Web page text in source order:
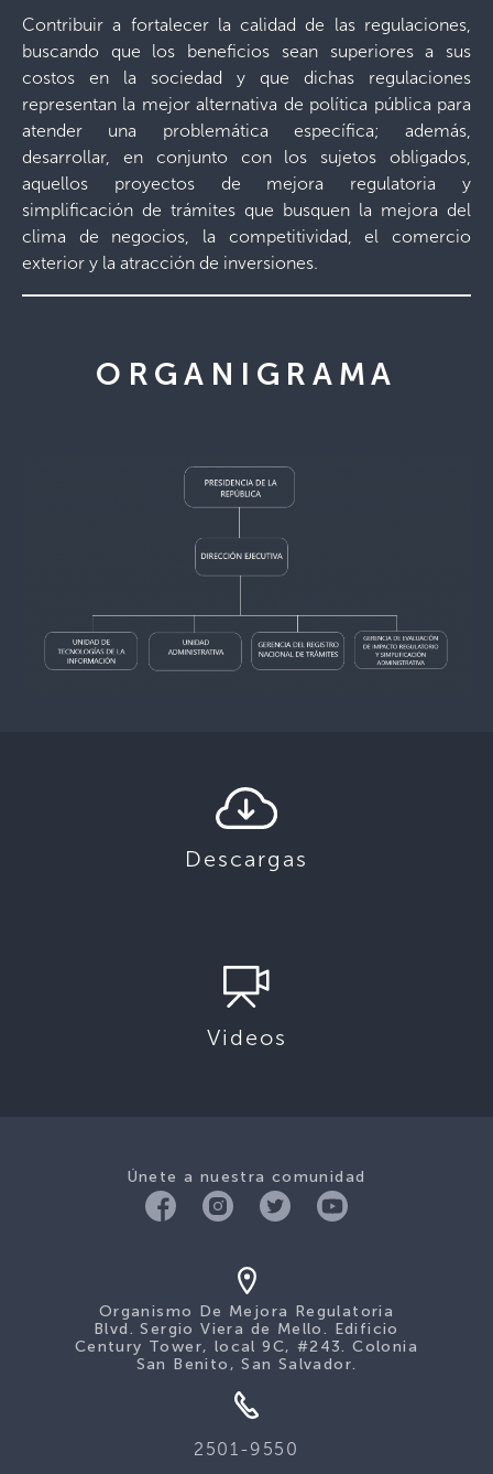
Contribuir a fortalecer la calidad de las regulaciones,
buscando que los beneficios sean superiores a sus
costos en la sociedad y que dichas regulaciones
representan la mejor alternativa de política pública para
atender una problemática específica; además,
desarrollar, en conjunto con los sujetos obligados,
aquellos proyectos de mejora regulatoria y
simplificación de trámites que busquen la mejora del
clima de negocios, la competitividad, el comercio
exterior y la atracción de inversiones.
ORGANIGRAMA
Descargas
Videos
Únete a nuestra comunidad
Organismo De Mejora Regulatoria
Blvd. Sergio Viera de Mello. Edificio
Century Tower, local 9C, #243. Colonia
San Benito, San Salvador.
2501-9550